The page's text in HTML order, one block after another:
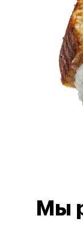
Мы